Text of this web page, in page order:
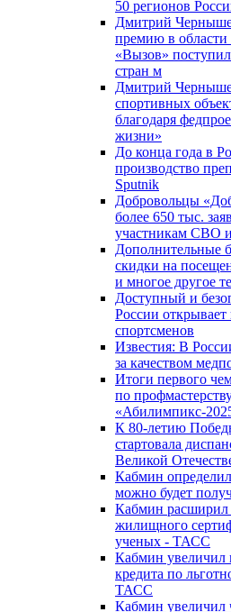
50 регионов
Дмитрий
премию в области
«Вызов»
стран м
Дмитрий
спортивных
благодаря
жизни»
До конца года в
производство
Sputnik
Добровольцы
более 650 тыс.
участникам СВО
Дополнительные
скидки на
и многое другое
Доступный и
России
спортсменов
Известия: В
за качеством
Итоги первого
по
«Абилимпикс-
К 80-летию
стартовала
Великой
Кабмин
можно будет
Кабмин расширил
жилищного
ученых - ТАСС
Кабмин увеличил
кредита по
ТАСС
Кабмин увеличил